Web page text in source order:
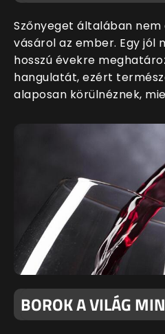
Szőnyeget általában
vásárol az ember. Egy
hosszú évekre
hangulatát, ezért
alaposan körülnéznek,
BOROK A VILÁG